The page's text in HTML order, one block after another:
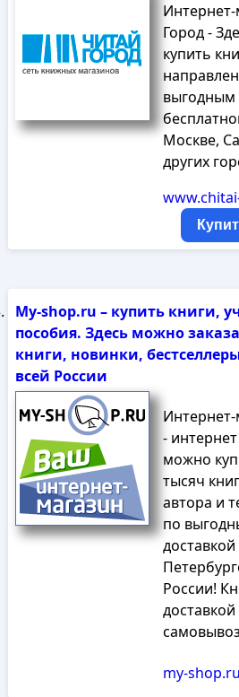
Город -
купить
выгодным
Москве,
других
My-shop.ru – купить книги,
пособия. Здесь можно
книги, новинки,
всей России
-
можно
тысяч
автора и
по
России!
my-shop.ru